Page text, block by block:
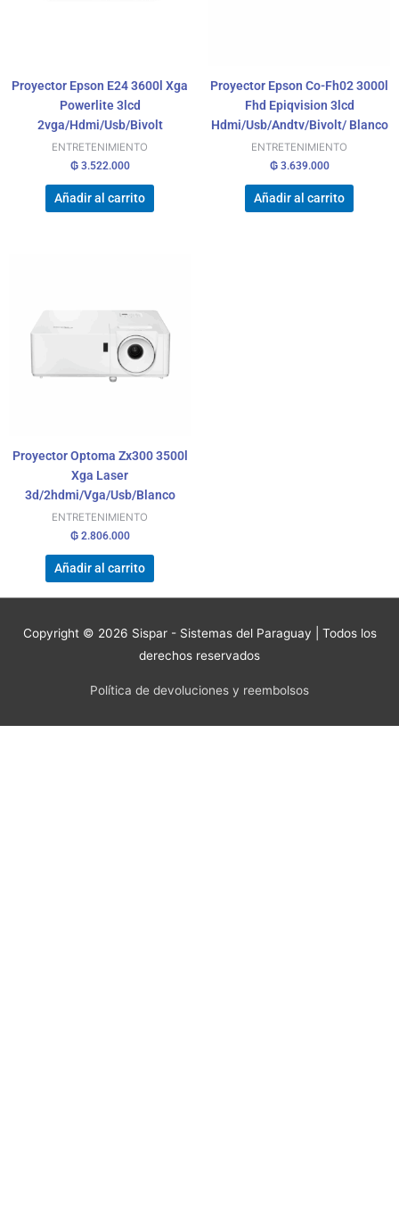
Proyector Epson E24 3600l Xga
Powerlite 3lcd
2vga/Hdmi/Usb/Bivolt
ENTRETENIMIENTO
₲3.522.000
Añadir al carrito
Proyector Epson Co-Fh02 3000l
Fhd Epiqvision 3lcd
Hdmi/Usb/Andtv/Bivolt/ Blanco
ENTRETENIMIENTO
₲3.639.000
Añadir al carrito
Proyector Optoma Zx300 3500l
Xga Laser
3d/2hdmi/Vga/Usb/Blanco
ENTRETENIMIENTO
₲2.806.000
Añadir al carrito
Copyright © 2026 Sispar - Sistemas del Paraguay | Todos los
derechos reservados
Política de devoluciones y reembolsos